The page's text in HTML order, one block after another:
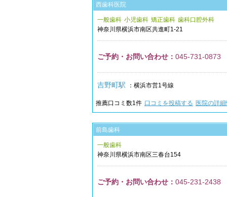
西歯科医院
一般歯科 小児歯科 矯正歯科 歯科口腔外科
神奈川県横浜市南区共進町1-21
ご予約・お問い合わせ： 045-731-0873
吉野町駅 ：横浜市営1号線
推薦口コミ数1件 口コミを投稿する 医院の詳
前島歯科
一般歯科
神奈川県横浜市南区三春台154
ご予約・お問い合わせ： 045-231-2438